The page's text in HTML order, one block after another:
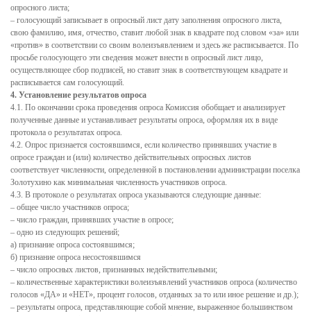
Бюджет поселка на 2021 год
Бюджет поселка на 2022 год
Бюджет поселка на 2023 год
Бюджет поселка на 2024 год
Сведения о среднемесячной заработной плате руководителей, их
заместителей, и главных бухгалтеров муниципальных учреждений
Малое и среднее предпринимательство
Актуальная информация
Нормативно-правовые акты
Перечень имущества для передачи субъектам МСП
Субъекты малого и среднего предпринимательства (МСП)
Инвесторам
опросного листа;
– голосующий записывает в опросный лист дату заполнения опросного листа,
свою фамилию, имя, отчество, ставит любой знак в квадрате под словом «за» или
«против» в соответствии со своим волеизъявлением и здесь же расписывается. По
просьбе голосующего эти сведения может внести в опросный лист лицо,
осуществляющее сбор подписей, но ставит знак в соответствующем квадрате и
расписывается сам голосующий.
4. Установление результатов опроса
4.1. По окончании срока проведения опроса Комиссия обобщает и анализирует
полученные данные и устанавливает результаты опроса, оформляя их в виде
протокола о результатах опроса.
4.2. Опрос признается состоявшимся, если количество принявших участие в
опросе граждан и (или) количество действительных опросных листов
соответствует численности, определенной в постановлении администрации поселка
Золотухино как минимальная численность участников опроса.
4.3. В протоколе о результатах опроса указываются следующие данные:
– общее число участников опроса;
– число граждан, принявших участие в опросе;
– одно из следующих решений;
а) признание опроса состоявшимся;
б) признание опроса несостоявшимся
– число опросных листов, признанных недействительными;
– количественные характеристики волеизъявлений участников опроса (количество
голосов «ДА» и «НЕТ», процент голосов, отданных за то или иное решение и др.);
– результаты опроса, представляющие собой мнение, выраженное большинством